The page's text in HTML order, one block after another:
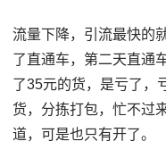
流量下降，引流最快的
了直通车，第二天直通
了35元的货，是亏了，
货，分拣打包，忙不过
道，可是也只有开了。